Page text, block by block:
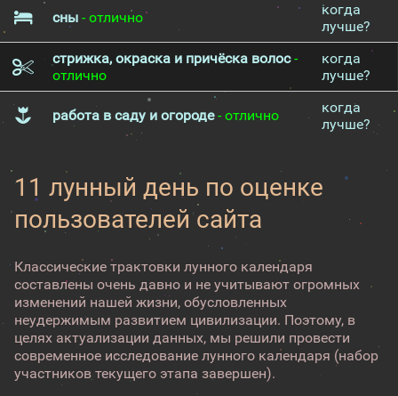
сны - отлично
когда
лучше?
стрижка, окраска и причёска волос-
отлично
когда
лучше?
работа в саду и огороде- отлично
когда
лучше?
11 лунный день по оценке
пользователей сайта
Классические трактовки лунного календаря
составлены очень давно и не учитывают огромных
изменений нашей жизни, обусловленных
неудержимым развитием цивилизации. Поэтому, в
целях актуализации данных, мы решили провести
современное исследование лунного календаря (набор
участников текущего этапа завершен).